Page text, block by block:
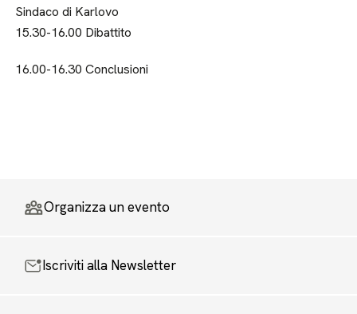
Sindaco di Karlovo
15.30-16.00 Dibattito
16.00-16.30 Conclusioni
Organizza un evento
Iscriviti alla Newsletter